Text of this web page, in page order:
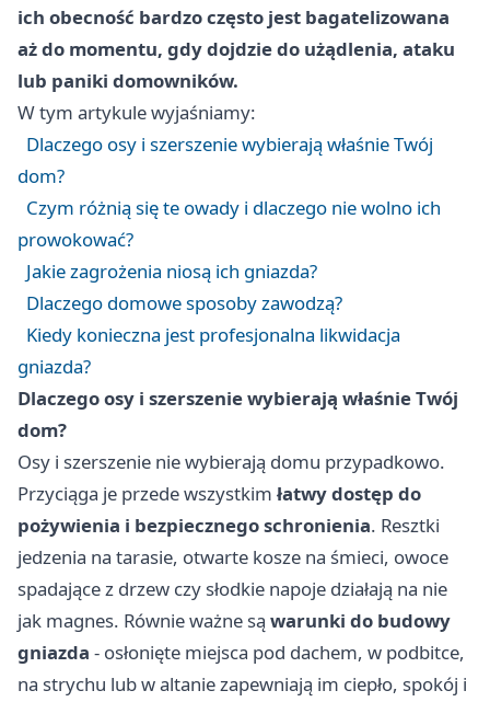
ich obecność bardzo często jest bagatelizowana
aż do momentu, gdy dojdzie do użądlenia, ataku
lub paniki domowników.
W tym artykule wyjaśniamy:
Dlaczego osy i szerszenie wybierają właśnie Twój
dom?
Czym różnią się te owady i dlaczego nie wolno ich
prowokować?
Jakie zagrożenia niosą ich gniazda?
Dlaczego domowe sposoby zawodzą?
Kiedy konieczna jest profesjonalna likwidacja
gniazda?
Dlaczego osy i szerszenie wybierają właśnie Twój
dom?
Osy i szerszenie nie wybierają domu przypadkowo.
Przyciąga je przede wszystkim łatwy dostęp do
pożywienia i bezpiecznego schronienia. Resztki
jedzenia na tarasie, otwarte kosze na śmieci, owoce
spadające z drzew czy słodkie napoje działają na nie
jak magnes. Równie ważne są warunki do budowy
gniazda - osłonięte miejsca pod dachem, w podbitce,
na strychu lub w altanie zapewniają im ciepło, spokój i